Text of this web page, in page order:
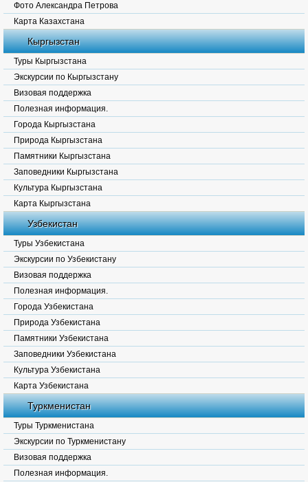
Фото Александра Петрова
Карта Казахстана
Кыргызстан
Туры Кыргызстана
Экскурсии по Кыргызстану
Визовая поддержка
Полезная информация.
Города Кыргызстана
Природа Кыргызстана
Памятники Кыргызстана
Заповедники Кыргызстана
Культура Кыргызстана
Карта Кыргызстана
Узбекистан
Туры Узбекистана
Экскурсии по Узбекистану
Визовая поддержка
Полезная информация.
Города Узбекистана
Природа Узбекистана
Памятники Узбекистана
Заповедники Узбекистана
Культура Узбекистана
Карта Узбекистана
Туркменистан
Туры Туркменистана
Экскурсии по Туркменистану
Визовая поддержка
Полезная информация.